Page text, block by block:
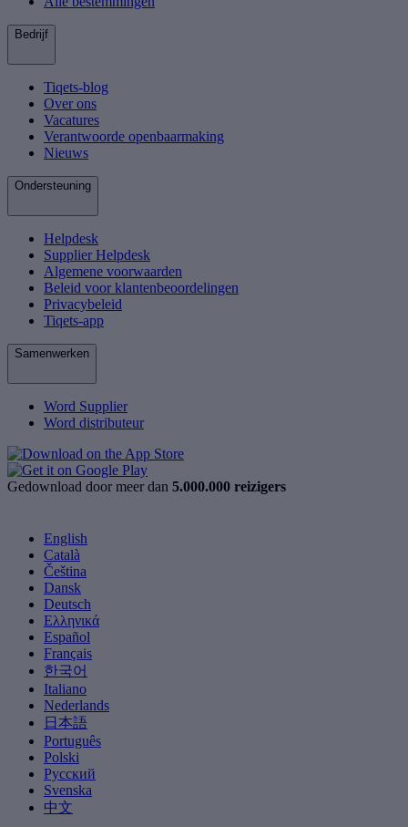
Bedrijf
Tiqets-blog
Over ons
Vacatures
Verantwoorde openbaarmaking
Nieuws
Ondersteuning
Helpdesk
Supplier Helpdesk
Algemene voorwaarden
Beleid voor klantenbeoordelingen
Privacybeleid
Tiqets-app
Samenwerken
Word Supplier
Word distributeur
Gedownload door meer dan 5.000.000 reizigers
English
Català
Čeština
Dansk
Deutsch
Ελληνικά
Español
Français
한국어
Italiano
Nederlands
日本語
Português
Polski
Русский
Svenska
中文